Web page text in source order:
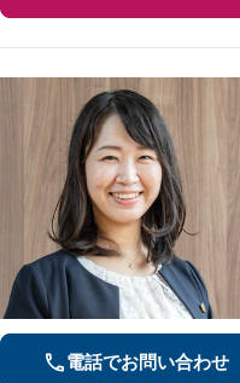
電話でお問い合わせ